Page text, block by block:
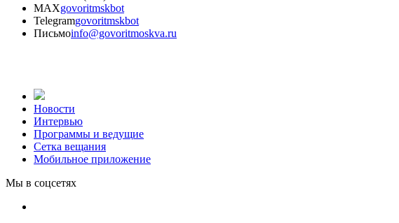
MAXgovoritmskbot
Telegramgovoritmskbot
Письмоinfo@govoritmoskva.ru
Новости
Интервью
Программы и ведущие
Сетка вещания
Мобильное приложение
Мы в соцсетях